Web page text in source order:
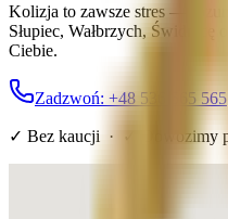
Kolizja to zawsze stres —
Słupiec, Wałbrzych,
Ciebie.
Zadzwoń: +48 536 565 565
✓ Bez kaucji · ✓ Dowozimy